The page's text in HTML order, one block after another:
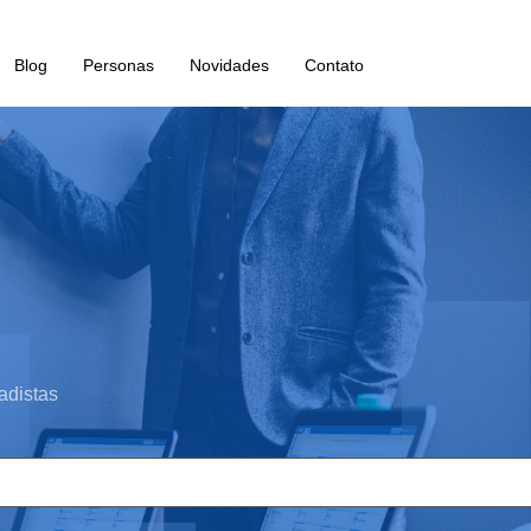
Blog Personas Novidades Contato